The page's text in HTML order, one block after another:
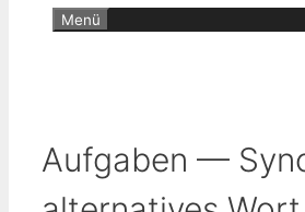
Menü
Aufgaben —